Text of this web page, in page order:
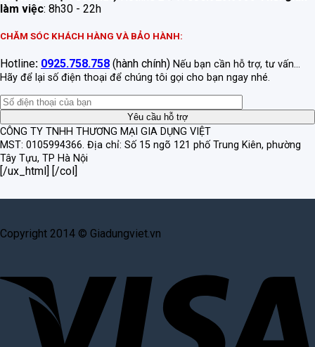
làm việc: 8h30 - 22h
CHĂM SÓC KHÁCH HÀNG VÀ BẢO HÀNH:
Hotline: 0925.758.758 (hành chính) Nếu bạn cần hỗ trợ, tư vấn...
Hãy để lại số điện thoại để chúng tôi gọi cho bạn ngay nhé.
CÔNG TY TNHH THƯƠNG MẠI GIA DỤNG VIỆT
MST: 0105994366. Địa chỉ: Số 15 ngõ 121 phố Trung Kiên, phường
Tây Tựu, TP Hà Nội
[/ux_html] [/col]
Copyright 2014 © Giadungviet.vn